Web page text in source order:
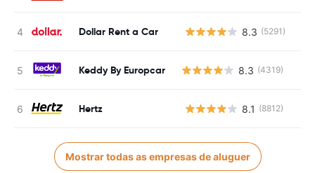
Dollar Rent a Car 8.3 (5291)
Keddy By Europcar 8.3 (4319)
Hertz 8.1 (8812)
Mostrar todas as empresas de aluguer